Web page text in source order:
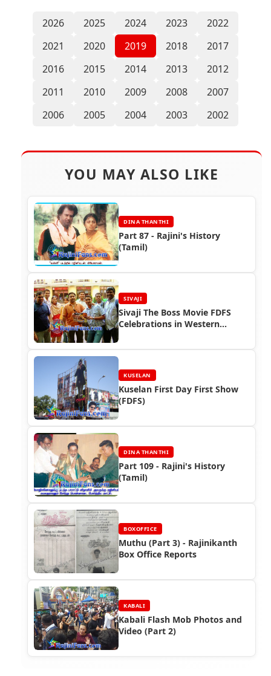
2026 2025 2024 2023
2022
2021
2020 2019 2018
2017
2016
2015 2014 2013
2012
2011
2010 2009 2008
2007
2006
2005 2004 2003 2002
YOU MAY ALSO LIKE
DINA THANTHI
Part 87 - Rajini's History
(Tamil)
SIVAJI
Sivaji The Boss Movie FDFS
Celebrations in Western
KUSELAN
Kuselan First Day First Show
(FDFS)
DINA THANTHI
Part 109 - Rajini's History
(Tamil)
BOXOFFICE
Muthu (Part 3) - Rajinikanth
Box Office Reports
KABALI
Kabali Flash Mob Photos and
Video (Part 2)